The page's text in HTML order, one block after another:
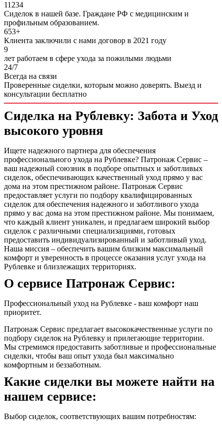
11234
Сиделок в нашей базе. Граждане РФ с медицинским и
профильным образованием.
653+
Клиента заключили с нами договор в 2021 году
9
лет работаем в сфере ухода за пожилыми людьми
24/7
Всегда на связи
Проверенные сиделки, которым можно доверять. Выезд и
консультации бесплатно
Сиделка на Рублевку: Забота и Уход
высокого уровня
Ищете надежного партнера для обеспечения
профессионального ухода на Рублевке? Патронаж Сервис –
ваш надежный союзник в подборе опытных и заботливых
сиделок, обеспечивающих качественный уход прямо у вас
дома на этом престижном районе. Патронаж Сервис
предоставляет услуги по подбору квалифицированных
сиделок для обеспечения надежного и заботливого ухода
прямо у вас дома на этом престижном районе. Мы понимаем,
что каждый клиент уникален, и предлагаем широкий выбор
сиделок с различными специализациями, готовых
предоставить индивидуализированный и заботливый уход.
Наша миссия – обеспечить вашим близким максимальный
комфорт и уверенность в процессе оказания услуг ухода на
Рублевке и близлежащих территориях.
О сервисе Патронаж Сервис:
Профессиональный уход на Рублевке - ваш комфорт наш
приоритет.
Патронаж Сервис предлагает высококачественные услуги по
подбору сиделок на Рублевку и прилегающие территории.
Мы стремимся предоставить заботливые и профессиональные
сиделки, чтобы ваш опыт ухода был максимально
комфортным и беззаботным.
Какие сиделки вы можете найти на
нашем сервисе:
Выбор сиделок, соответствующих вашим потребностям: